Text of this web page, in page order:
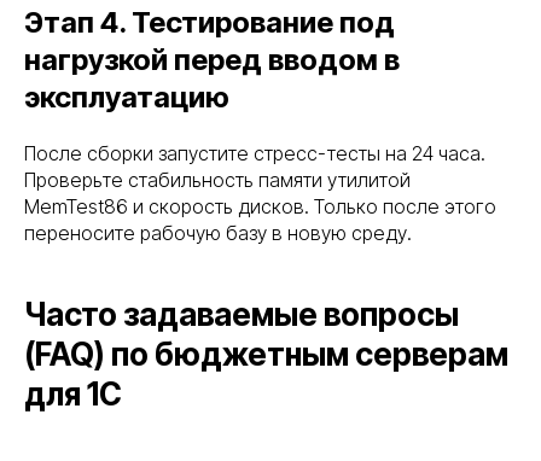
Этап 4. Тестирование под
нагрузкой перед вводом в
эксплуатацию
После сборки запустите стресс-тесты на 24 часа.
Проверьте стабильность памяти утилитой
MemTest86 и скорость дисков. Только после этого
переносите рабочую базу в новую среду.
Часто задаваемые вопросы
(FAQ) по бюджетным серверам
для 1С
проверенных
поставщиков
Инженерные системы
Импортозамещение
Подбор серверного оборудования
Услуги
Серверное оборудование для коммерческих
организаций
Серверное оборудование для
интеграторов и партнеров
О нас